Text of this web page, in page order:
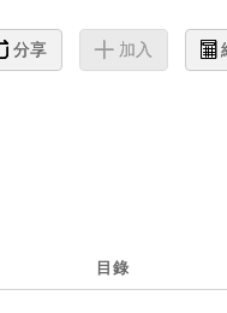
分享 加入
目錄